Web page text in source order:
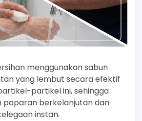
menggunakan sabun
yang lembut secara efektif
partikel ini, sehingga
paparan berkelanjutan dan
instan.